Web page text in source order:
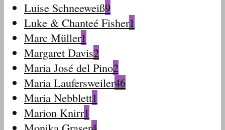
Luise Schneeweiß9
Luke & Chanteé Fisher1
Marc Müller1
Margaret Davis2
Maria José del Pino2
Maria Laufersweiler46
Maria Nebblett1
Marion Knirr1